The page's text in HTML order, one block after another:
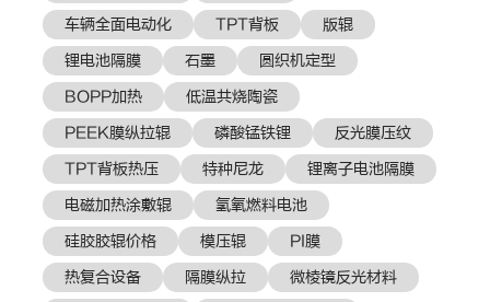
车辆全面电动化
TPT背板
版辊
锂电池隔膜
石墨
圆织机定型
BOPP加热
低温共烧陶瓷
PEEK膜纵拉辊
磷酸锰铁锂
反光膜压纹
TPT背板热压
特种尼龙
锂离子电池隔膜
电磁加热涂敷辊
氢氧燃料电池
硅胶胶辊价格
模压辊
PI膜
热复合设备
隔膜纵拉 微棱镜反光材料